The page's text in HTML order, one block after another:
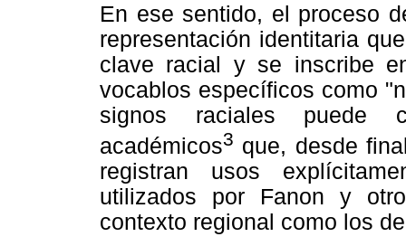
En ese sentido, el proceso
representación identitaria
clave racial y se inscribe
vocablos específicos como
signos raciales puede
académicos3 que, desde
registran usos
utilizados por Fanon y
contexto regional como los